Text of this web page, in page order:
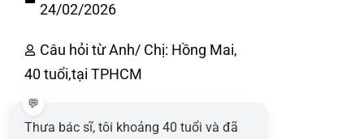
24/02/2026
Câu hỏi từ Anh/ Chị: Hồng Mai,
40 tuổi,tại TPHCM
Thưa bác sĩ, tôi khoảng 40 tuổi và đã